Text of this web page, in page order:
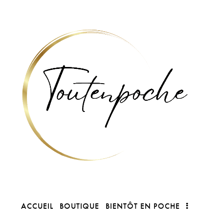
ACCUEIL BOUTIQUE BIENTÔT EN POCHE